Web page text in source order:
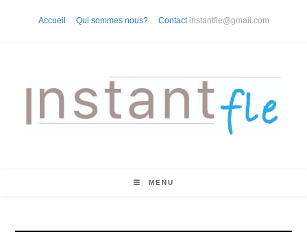
Accueil Qui sommes nous? Contact instantfle@gmail.com
MENU